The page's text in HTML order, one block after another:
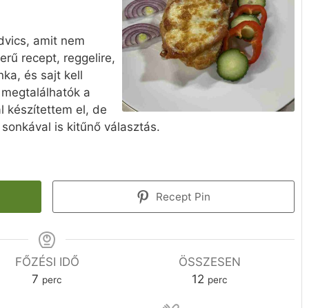
amit nem
recept, reggelire,
és sajt kell
a
készítettem el, de
is kitűnő választás.
Recept Pin
FŐZÉSI IDŐ
7 perc
perc
ÖSSZESEN
12 perc
perc